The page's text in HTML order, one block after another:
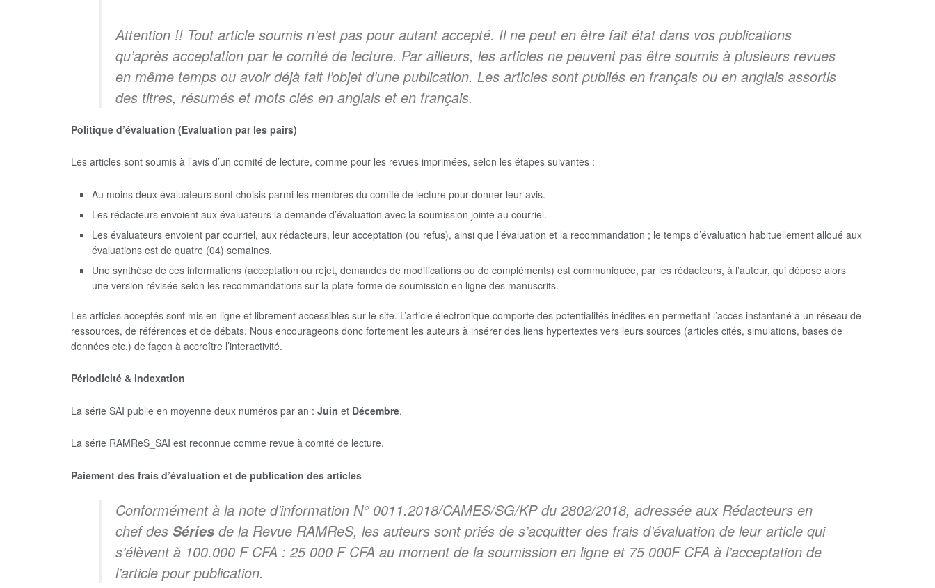
Attention !! Tout article soumis n’est pas pour autant accepté. Il ne peut en être fait état dans vos publications
qu’après acceptation par le comité de lecture. Par ailleurs, les articles ne peuvent pas être soumis à plusieurs revues
en même temps ou avoir déjà fait l’objet d’une publication. Les articles sont publiés en français ou en anglais assortis
des titres, résumés et mots clés en anglais et en français.
Politique d’évaluation (Evaluation par les pairs)
Les articles sont soumis à l’avis d’un comité de lecture, comme pour les revues imprimées, selon les étapes suivantes :
Au moins deux évaluateurs sont choisis parmi les membres du comité de lecture pour donner leur avis.
Les rédacteurs envoient aux évaluateurs la demande d’évaluation avec la soumission jointe au courriel.
Les évaluateurs envoient par courriel, aux rédacteurs, leur acceptation (ou refus), ainsi que l’évaluation et la recommandation ; le temps d’évaluation habituellement alloué aux
évaluations est de quatre (04) semaines.
Une synthèse de ces informations (acceptation ou rejet, demandes de modifications ou de compléments) est communiquée, par les rédacteurs, à l’auteur, qui dépose alors
une version révisée selon les recommandations sur la plate-forme de soumission en ligne des manuscrits.
Les articles acceptés sont mis en ligne et librement accessibles sur le site. L’article électronique comporte des potentialités inédites en permettant l’accès instantané à un réseau de
ressources, de références et de débats. Nous encourageons donc fortement les auteurs à insérer des liens hypertextes vers leurs sources (articles cités, simulations, bases de
données etc.) de façon à accroître l’interactivité.
Périodicité & indexation
La série SAI publie en moyenne deux numéros par an : Juin et Décembre.
La série RAMReS_SAI est reconnue comme revue à comité de lecture.
Paiement des frais d’évaluation et de publication des articles
Conformément à la note d’information N° 0011.2018/CAMES/SG/KP du 2802/2018, adressée aux Rédacteurs en
chef des Séries de la Revue RAMReS, les auteurs sont priés de s’acquitter des frais d’évaluation de leur article qui
s’élèvent à 100.000 F CFA : 25 000 F CFA au moment de la soumission en ligne et 75 000F CFA à l’acceptation de
l’article pour publication.